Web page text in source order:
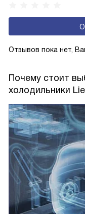
эксплуатацию и
свежести BioFresh
Отзывов пока нет,
Почему стоит
холодильники